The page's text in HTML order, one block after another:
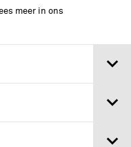
meer in ons
Defensiemusea,